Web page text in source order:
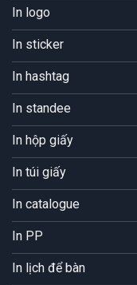
In logo
In sticker
In hashtag
In standee
In hộp giấy
In túi giấy
In catalogue
In PP
In lịch để bàn